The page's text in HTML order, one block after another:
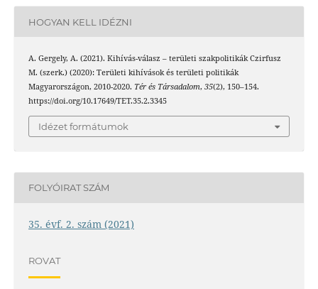
HOGYAN KELL IDÉZNI
A. Gergely, A. (2021). Kihívás-válasz – területi szakpolitikák Czirfusz
M. (szerk.) (2020): Területi kihívások és területi politikák
Magyarországon, 2010-2020. Tér és Társadalom, 35(2), 150–154.
https://doi.org/10.17649/TET.35.2.3345
Idézet formátumok
FOLYÓIRAT SZÁM
35. évf. 2. szám (2021)
ROVAT